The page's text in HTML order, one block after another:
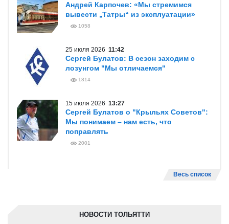
Андрей Карпочев: «Мы стремимся
вывести „Татры“ из эксплуатации»
1058
25 июля 2026 11:42
Сергей Булатов: В сезон заходим с
лозунгом "Мы отличаемся"
1814
15 июля 2026 13:27
Сергей Булатов о "Крыльях Советов":
Мы понимаем – нам есть, что
поправлять
2001
Весь список
НОВОСТИ ТОЛЬЯТТИ